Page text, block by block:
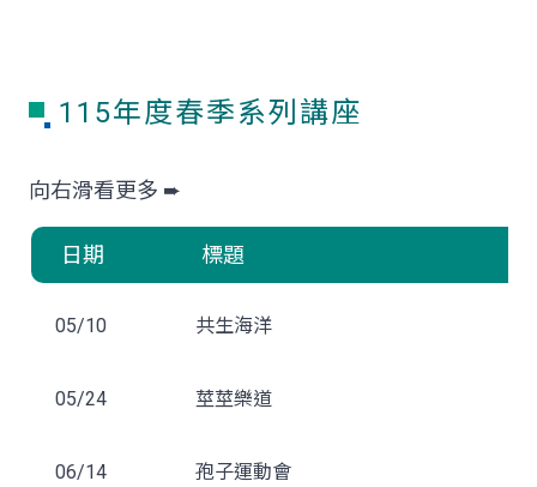
115年度春季系列講座
日期 標題
05/10 共生海洋
05/24 莖莖樂道
06/14 孢子運動會